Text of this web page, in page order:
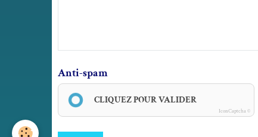
Anti-spam
CLIQUEZ POUR VALIDER
IconCaptcha ©